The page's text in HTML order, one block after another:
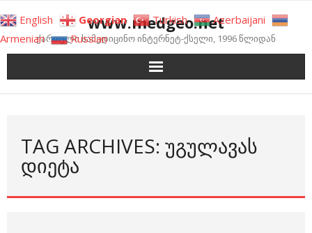
to
content
www.medgeo.net
ქართული სამედიცინო ინტერნეტ-ქსელი, 1996 წლიდან
TAG ARCHIVES: ᲣᲒᲣᲚᲐᲕᲐᲡ
ᲓᲘᲔᲢᲐ
English Georgian Turkish
Azerbaijani
Armenian
Russian